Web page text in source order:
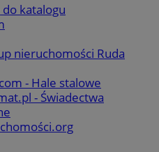
katalogu
nieruchomości Ruda
- Hale stalowe
- Świadectwa